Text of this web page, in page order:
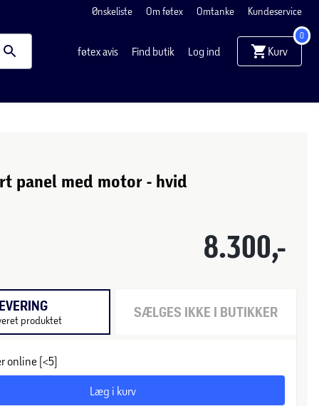
Ønskeliste Om føtex Omtanke Kundeservice
føtex avis Find butik Log ind Kurv
0
panel med motor - hvid
8.300,-
produktet SÆLGES IKKE I BUTIKKER
online (<5)
Læg i kurv